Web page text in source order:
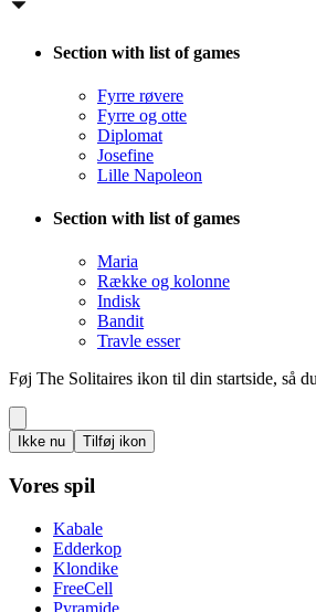
Section with list of games
Fyrre røvere
Fyrre og otte
Diplomat
Josefine
Lille Napoleon
Section with list of games
Maria
Række og kolonne
Indisk
Bandit
Travle esser
Føj The Solitaires ikon til din startside, så
Ikke nu Tilføj ikon
Vores spil
Kabale
Edderkop
Klondike
FreeCell
Pyramide